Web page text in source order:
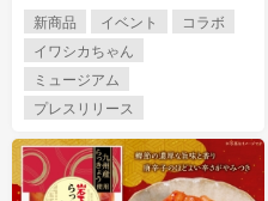
新商品 イベント
コラボ
イワシカちゃん
ミュージアム
プレスリリース